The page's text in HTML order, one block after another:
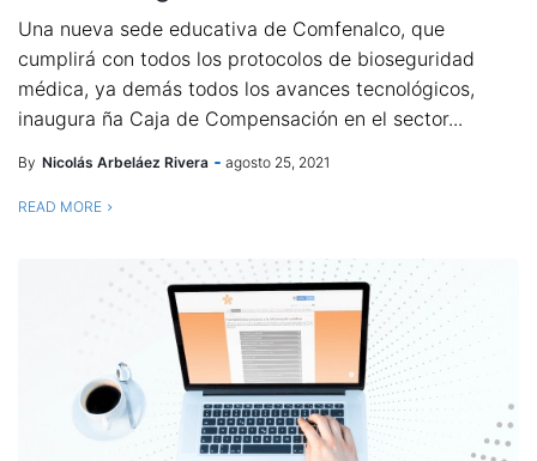
Una nueva sede educativa de Comfenalco, que
cumplirá con todos los protocolos de bioseguridad
médica, ya demás todos los avances tecnológicos,
inaugura ña Caja de Compensación en el sector...
By Nicolás Arbeláez Rivera agosto 25, 2021
READ MORE